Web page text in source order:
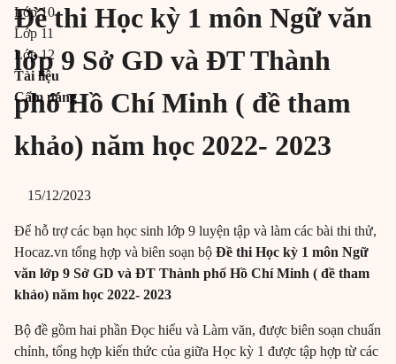
Lớp 10
Lớp 11
Lớp 12
Tài liệu
Cẩm nang
Đề thi Học kỳ 1 môn Ngữ văn
lớp 9 Sở GD và ĐT Thành
phố Hồ Chí Minh ( đề tham
khảo) năm học 2022- 2023
15/12/2023
Để hỗ trợ các bạn học sinh lớp 9 luyện tập và làm các bài thi thử,
Hocaz.vn tổng hợp và biên soạn bộ Đề thi Học kỳ 1 môn Ngữ
văn lớp 9 Sở GD và ĐT Thành phố Hồ Chí Minh ( đề tham
khảo) năm học 2022- 2023
Bộ đề gồm hai phần Đọc hiểu và Làm văn, được biên soạn chuẩn
chỉnh, tổng hợp kiến thức của giữa Học kỳ 1 được tập hợp từ các